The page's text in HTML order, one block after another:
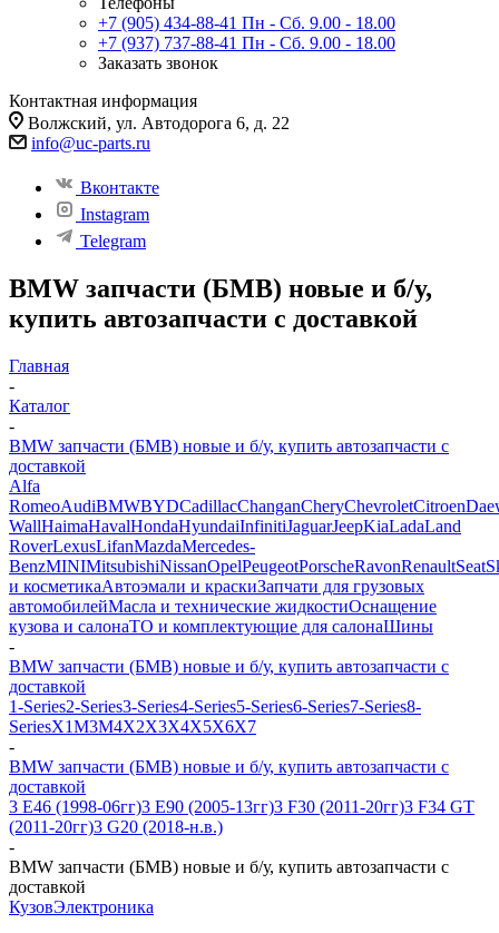
+7 (905) 434-88-41 Пн - Сб. 9.00 - 18.00
+7 (937) 737-88-41 Пн - Сб. 9.00 - 18.00
Заказать звонок
Контактная информация
Волжский, ул. Автодорога 6, д. 22
info@uc-parts.ru
Вконтакте
Instagram
Telegram
BMW запчасти (БМВ) новые и б/у,
купить автозапчасти с доставкой
Главная
-
Каталог
-
BMW запчасти (БМВ) новые и б/у, купить автозапчасти с
доставкой
Alfa
RomeoAudiBMWBYDCadillacChanganCheryChevroletCitroen
WallHaimaHavalHondaHyundaiInfinitiJaguarJeepKiaLadaLand
RoverLexusLifanMazdaMercedes-
BenzMINIMitsubishiNissanOpelPeugeotPorscheRavonRenaultSeat
и косметикаАвтоэмали и краскиЗапчати для грузовых
автомобилейМасла и технические жидкостиОснащение
кузова и салонаТО и комплектующие для салонаШины
-
BMW запчасти (БМВ) новые и б/у, купить автозапчасти с
доставкой
1-Series2-Series3-Series4-Series5-Series6-Series7-Series8-
SeriesX1M3M4X2X3X4X5X6X7
-
BMW запчасти (БМВ) новые и б/у, купить автозапчасти с
доставкой
3 E46 (1998-06гг)3 E90 (2005-13гг)3 F30 (2011-20гг)3 F34 GT
(2011-20гг)3 G20 (2018-н.в.)
-
BMW запчасти (БМВ) новые и б/у, купить автозапчасти с
доставкой
КузовЭлектроника